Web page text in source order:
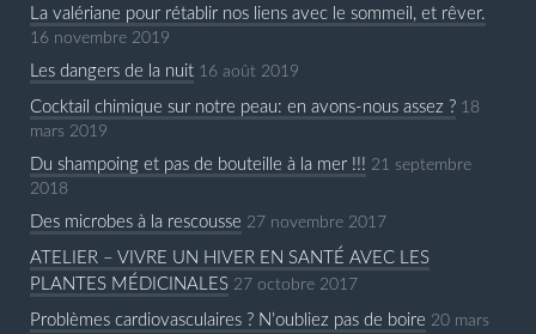
La valériane pour rétablir nos liens avec le sommeil, et rêver.
16 novembre 2019
Les dangers de la nuit 16 août 2019
Cocktail chimique sur notre peau: en avons-nous assez ? 18
mars 2019
Du shampoing et pas de bouteille à la mer !!! 21 septembre
2018
Des microbes à la rescousse 27 novembre 2017
ATELIER – VIVRE UN HIVER EN SANTÉ AVEC LES
PLANTES MÉDICINALES 27 octobre 2017
Problèmes cardiovasculaires ? N’oubliez pas de boire 20 mars